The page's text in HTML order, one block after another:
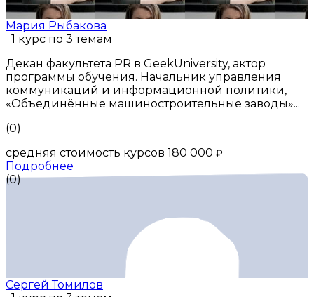
Мария Рыбакова
1 курс по 3 темам
Декан факультета PR в GeekUniversity, актор
программы обучения. Начальник управления
коммуникаций и информационной политики,
«Объединённые машиностроительные заводы»...
(0)
средняя стоимость курсов 180 000 ₽
Подробнее
(0)
Сергей Томилов